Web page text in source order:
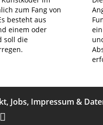
zum Fang von
besteht aus
einem oder
soll die
, Jobs, Impressum &